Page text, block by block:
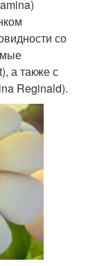
со
а также с
Reginald).